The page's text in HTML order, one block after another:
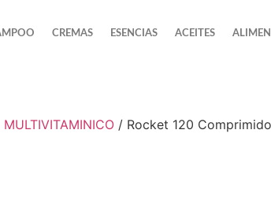
CREMAS ESENCIAS ACEITES
MULTIVITAMINICO / Rocket 120